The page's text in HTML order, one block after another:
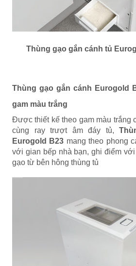
Thùng gạo gắn cánh tủ
Thùng gạo gắn cánh Eurogold
gam màu trắng
Được thiết kế theo gam màu trắng
cùng ray trượt âm đáy tủ,
Eurogold B23 mang theo phong
với gian bếp nhà bạn, ghi điểm
gạo từ bên hông thùng tủ